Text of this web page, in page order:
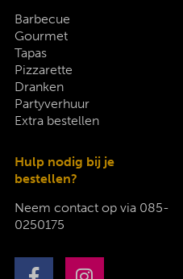
Barbecue
Gourmet
Tapas
Pizzarette
Dranken
Partyverhuur
Extra bestellen
Hulp nodig bij je
bestellen?
Neem contact op via 085-
0250175